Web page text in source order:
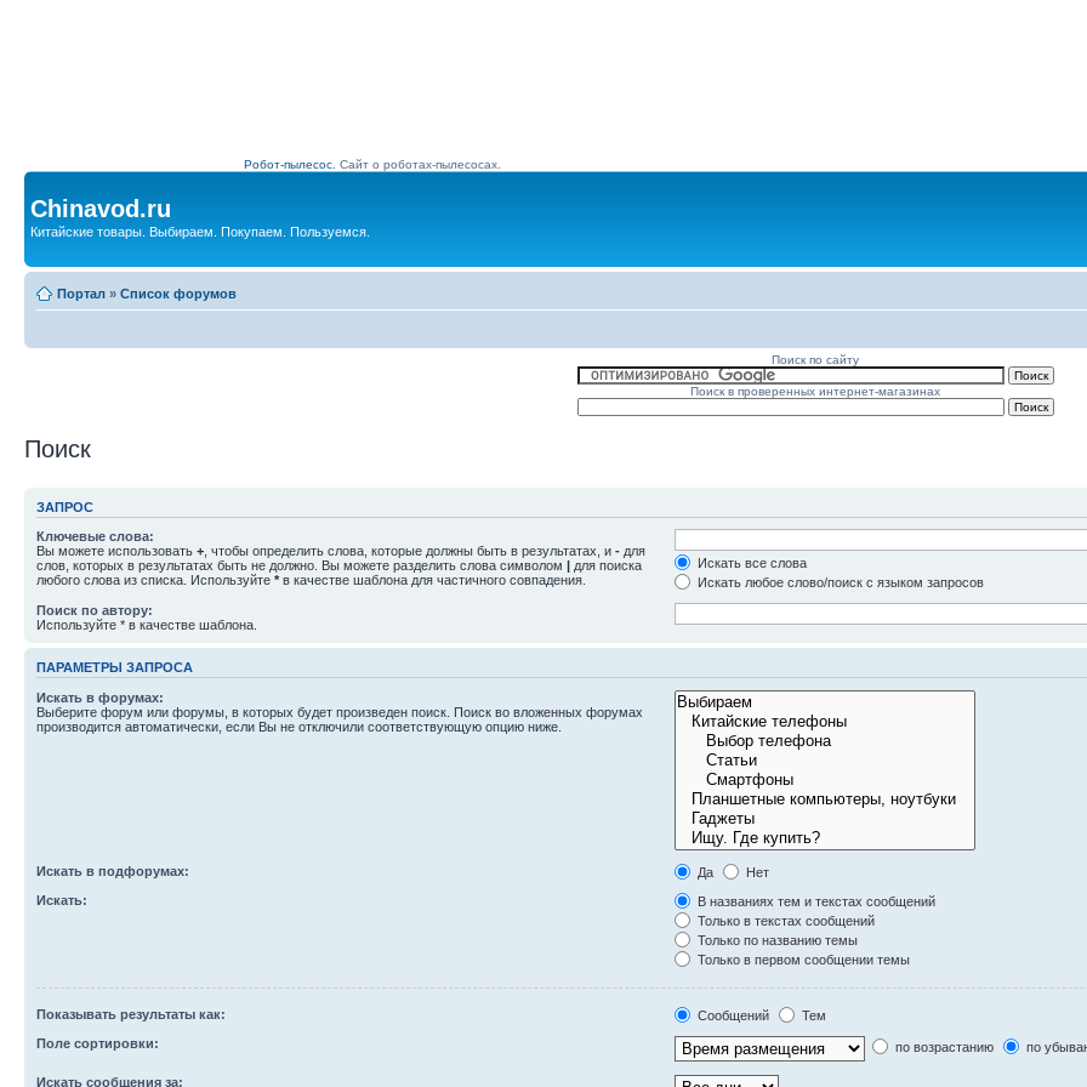
Робот-пылесос. Сайт о роботах-пылесосах.
Chinavod.ru
Китайские товары. Выбираем. Покупаем. Пользуемся.
Портал » Список форумов
Поиск по сайту
Поиск в проверенных интернет-магазинах
Поиск
ЗАПРОС
Ключевые слова:
Вы можете использовать + , чтобы определить слова, которые должны быть в результатах, и - для
слов, которых в результатах быть не должно. Вы можете разделить слова символом | для поиска
любого слова из списка. Используйте * в качестве шаблона для частичного совпадения.
Искать все слова
Искать любое слово/поиск с языком запросов
Поиск по автору:
Используйте * в качестве шаблона.
ПАРАМЕТРЫ ЗАПРОСА
Искать в форумах:
Выберите форум или форумы, в которых будет произведен поиск. Поиск во вложенных форумах
производится автоматически, если Вы не отключили соответствующую опцию ниже.
Искать в подфорумах: Да
Нет
Искать:
В названиях тем и текстах сообщений
Только в текстах сообщений
Только по названию темы
Только в первом сообщении темы
Показывать результаты как: Сообщений
Тем
Поле сортировки:
по возрастанию по
Искать сообщения за: